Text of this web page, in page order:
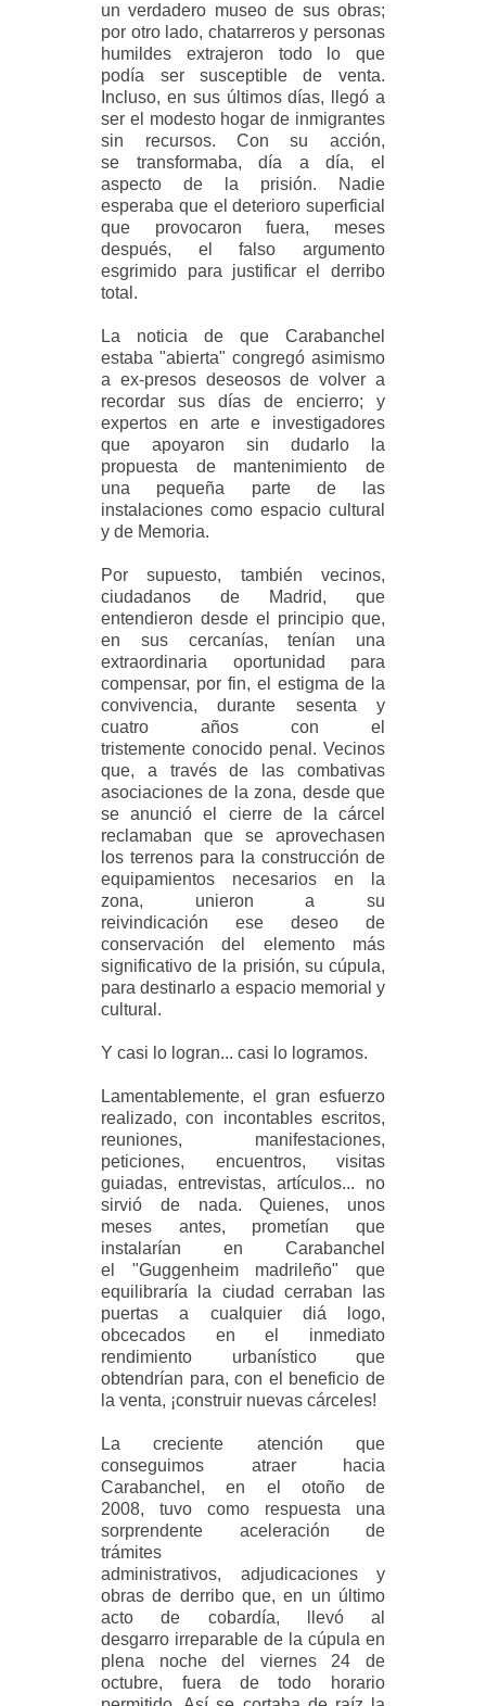
unverdadero museo de sus obras;
por otro lado, chatarreros y personas
humildes extrajeron todo lo que
podía ser susceptible de venta.
Incluso, en sus últimos días,
llegó a
ser el modesto hogar de inmigrantes
sin recursos. Con su acción,
se transformaba, día a día, el
aspecto de la prisión. Nadie
esperaba que el deterioro superficial
que provocaron fuera, meses
después, el falso argumento
esgrimido para justificar el derribo
total.
La noticia de que Carabanchel
estaba "abierta" congregó asimismo
a ex-presos deseosos de volver a
recordar sus días de encierro; y
expertos en arte e investigadores
que apoyaron sin dudarlo la
propuesta de mantenimiento de
una pequeña parte de las
instalaciones como espacio cultural
y de Memoria.
Por supuesto, también vecinos,
ciudadanos de Madrid, que
entendieron desde el principio que,
en sus cercanías, tenían una
extraordinaria oportunidad para
compensar, por fin, el estigma de la
convivencia, durante sesenta y
cuatro años con el
tristementeconocido penal. Vecinos
que, a través de las combativas
asociaciones de la zona, desde que
se anunció el cierre de la cárcel
reclamaban que se aprovechasen
los terrenos para
la construcción de
equipamientos necesarios en la
zona, unieron a su
reivindicaciónese deseo de
conservación del elemento más
significativo de la prisión, su cúpula,
paradestinarlo a espacio memorial y
cultural.
Y casi lo logran... casi lo logramos.
Lamentablemente, el gran esfuerzo
realizado, con incontables escritos,
reuniones, manifestaciones,
peticiones, encuentros, visitas
guiadas, entrevistas, artículos... no
sirvió de nada. Quienes, unos
meses antes, prometían que
instalarían en Carabanchel
el "Guggenheim madrileño" que
equilibraría la ciudad cerraban las
puertas a cualquier diá
logo,
obcecados en el inmediato
rendimiento urbanístico que
obtendrían para, con el beneficio de
la venta, ¡construir nuevas cárceles!
La creciente atención que
conseguimos atraer hacia
Carabanchel, en el otoño de
2008,tuvo como respuesta una
sorprendente aceleración de
trámites
administrativos, adjudicaciones y
obras de derribo que, en un último
acto de cobardía, llevó al
desgarro irreparable de la cúpula en
plena noche del viernes 24 de
octubre, fuera de todo
horario